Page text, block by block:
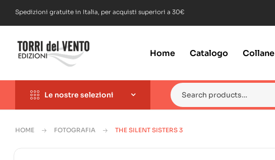
Spedizioni gratuite in Italia, per acquisti superiori a 30€
Home Catalogo Collane
Le nostre selezioni
HOME FOTOGRAFIA THE SILENT SISTERS 3